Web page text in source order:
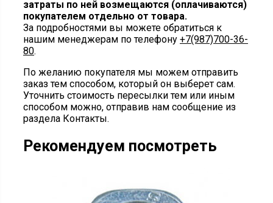
затраты по ней возмещаются (оплачиваются)
покупателем отдельно от товара.
За подробностями вы можете обратиться к
нашим менеджерам по телефону +7(987)700-36-
80.
По желанию покупателя мы можем отправить
заказ тем способом, который он выберет сам.
Уточнить стоимость пересылки тем или иным
способом можно, отправив нам сообщение из
раздела Контакты.
Рекомендуем посмотреть